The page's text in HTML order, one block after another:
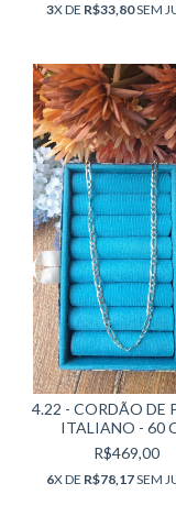
3X DE R$33,80SEM
4.22 - CORDÃO DE
ITALIANO - 60
R$469,00
6X DE R$78,17SEM